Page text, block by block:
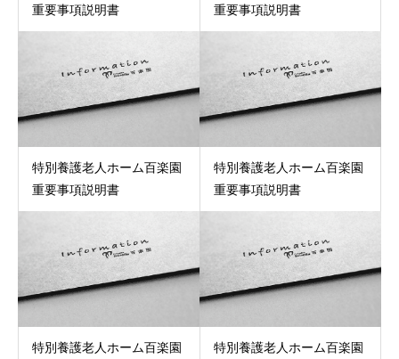
重要事項説明書
重要事項説明書
特別養護老人ホーム百楽園
重要事項説明書
特別養護老人ホーム百楽園
重要事項説明書
特別養護老人ホーム百楽園
特別養護老人ホーム百楽園